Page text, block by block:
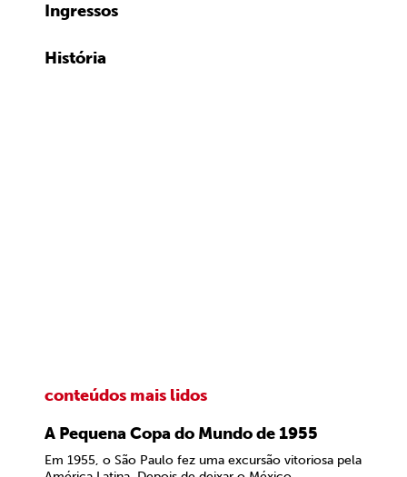
Ingressos
História
conteúdos mais lidos
A Pequena Copa do Mundo de 1955
Em 1955, o São Paulo fez uma excursão vitoriosa pela